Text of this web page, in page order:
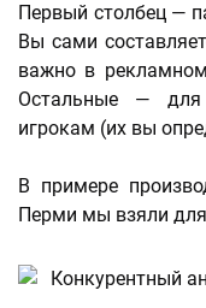
Первый столбец —
Вы сами
важно в
Остальные — для
игрокам (их вы
В примере
Перми мы взяли для